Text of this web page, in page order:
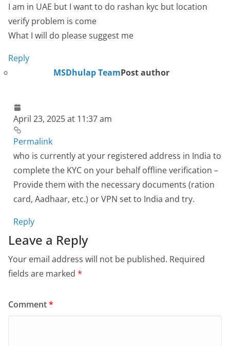
I am in UAE but I want to do rashan kyc but location
verify problem is come
What I will do please suggest me
Reply
MSDhulap TeamPost author
April 23, 2025 at 11:37 am
Permalink
who is currently at your registered address in India to
complete the KYC on your behalf offline verification –
Provide them with the necessary documents (ration
card, Aadhaar, etc.) or VPN set to India and try.
Reply
Leave a Reply
Your email address will not be published. Required
fields are marked *
Comment*